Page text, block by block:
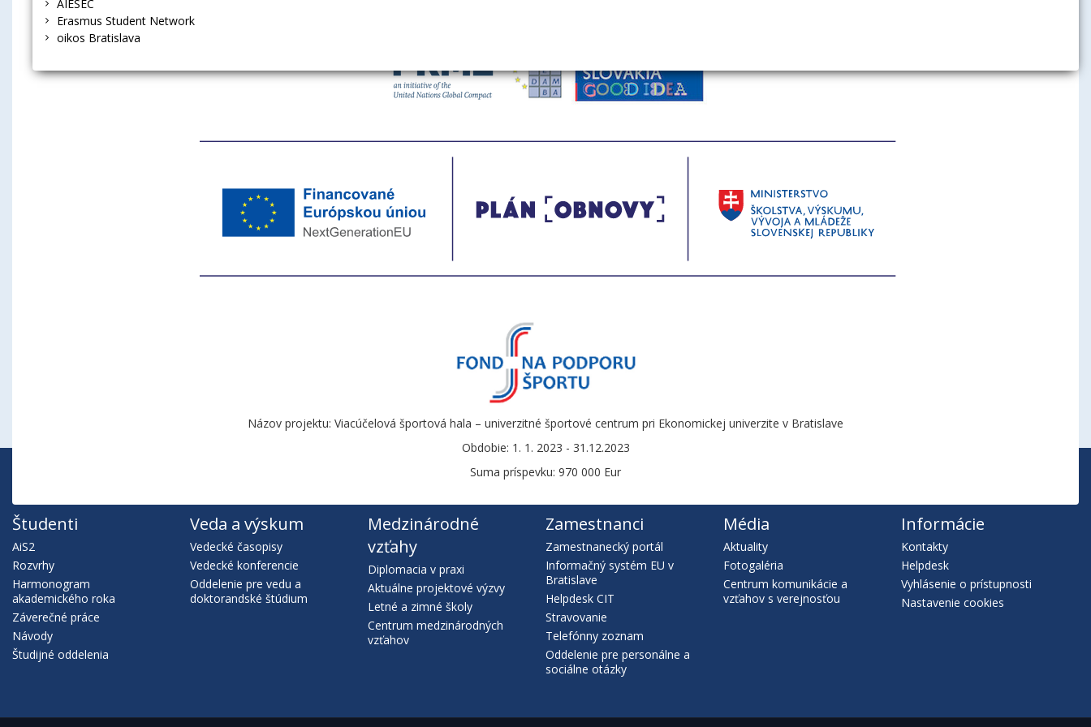
AIESEC
Erasmus Student Network
oikos Bratislava
Názov projektu: Viacúčelová športová hala – univerzitné športové centrum pri Ekonomickej univerzite v Bratislave
Obdobie: 1. 1. 2023 - 31.12.2023
Suma príspevku: 970 000 Eur
Študenti
AiS2
Rozvrhy
Harmonogram
akademického roka
Záverečné práce
Návody
Študijné oddelenia
Veda a výskum
Vedecké časopisy
Vedecké konferencie
Oddelenie pre vedu a
doktorandské štúdium
Medzinárodné
vzťahy
Diplomacia v praxi
Aktuálne projektové výzvy
Letné a zimné školy
Centrum medzinárodných
vzťahov
Zamestnanci
Zamestnanecký portál
Informačný systém EU v
Bratislave
Helpdesk CIT
Stravovanie
Telefónny zoznam
Oddelenie pre personálne a
sociálne otázky
Média
Aktuality
Fotogaléria
Centrum komunikácie a
vzťahov s verejnosťou
Informácie
Kontakty
Helpdesk
Vyhlásenie o prístupnosti
Nastavenie cookies